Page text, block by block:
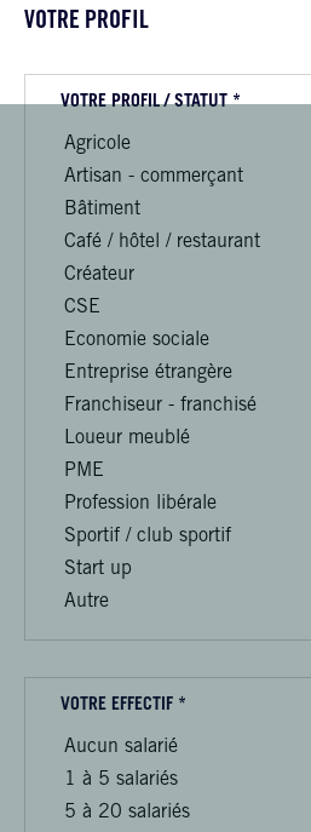
VOTRE PROFIL
VOTRE PROFIL / STATUT *
Agricole
Artisan - commerçant
Bâtiment
Café / hôtel / restaurant
Créateur
CSE
Economie sociale
Entreprise étrangère
Franchiseur - franchisé
Loueur meublé
PME
Profession libérale
Sportif / club sportif
Start up
Autre
VOTRE EFFECTIF *
Aucun salarié
1 à 5 salariés
5 à 20 salariés